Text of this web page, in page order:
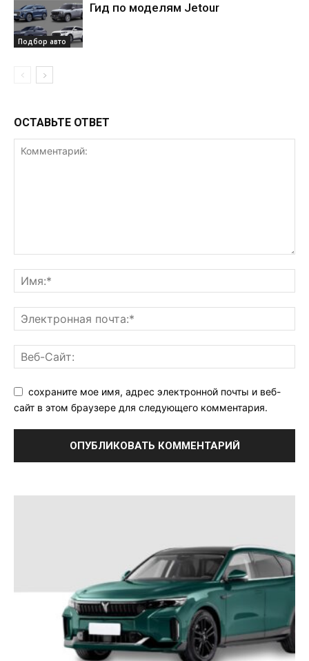
Подбор авто
Гид по моделям Jetour
ОСТАВЬТЕ ОТВЕТ
сохраните мое имя, адрес электронной почты и веб-
сайт в этом браузере для следующего комментария.